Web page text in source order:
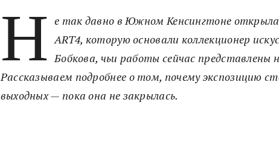
Н е так давно в Южном Кенсингтоне
ART4, которую основали коллекционер
Бобкова, чьи работы сейчас представлены
Рассказываем подробнее о том, почему экспозицию
выходных — пока она не закрылась.